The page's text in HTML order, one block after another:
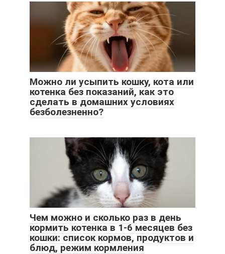
Можно ли усыпить кошку, кота или
котенка без показаний, как это
сделать в домашних условиях
безболезненно?
Чем можно и сколько раз в день
кормить котенка в 1-6 месяцев без
кошки: список кормов, продуктов и
блюд, режим кормления